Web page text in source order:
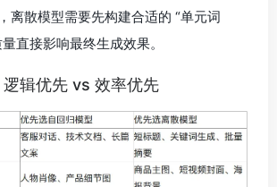
离散模型需要先构建合适的 “单元词
直接影响最终生成效果。
辑优先 vs 效率优先